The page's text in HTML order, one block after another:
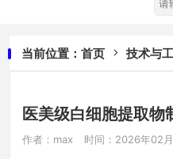
当前位置： 首页 技术与
医美级白细胞提取物
作者：max 时间：2026年02